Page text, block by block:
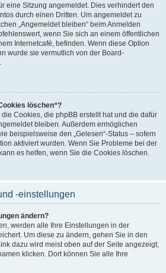
eine Sitzung angemeldet. Dies verhindert den
durch einen Dritten. Um angemeldet zu
„Angemeldet bleiben“ beim Anmelden
wenn Sie sich an einem öffentlichen
Internetcafé, befinden. Wenn diese Option
wurde sie vermutlich von der Board-
löschen“?
die Cookies, die phpBB erstellt hat und die dafür
bleiben. Außerdem ermöglichen
beispielsweise den „Gelesen“-Status – sofern
aktiviert wurden. Wenn Sie Probleme bei der
es helfen, wenn Sie die Cookies löschen.
-einstellungen
ändern?
werden alle Ihre Einstellungen in der
Um diese zu ändern, gehen Sie in den
dazu wird meist oben auf der Seite angezeigt,
klicken. Dort können Sie alle Ihre